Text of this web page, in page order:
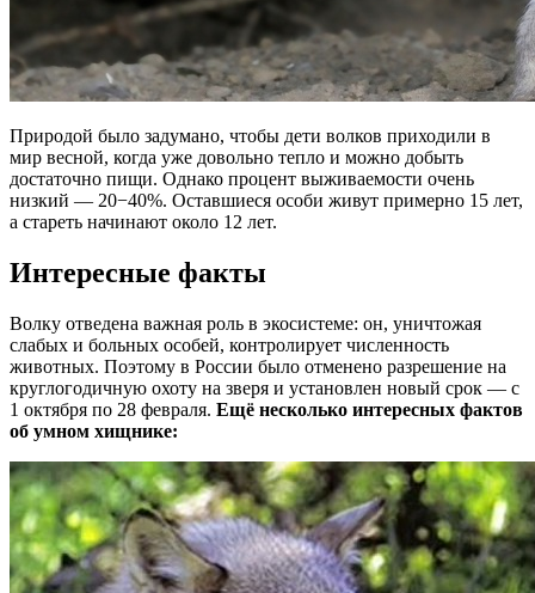
Природой было задумано, чтобы дети волков приходили в
мир весной, когда уже довольно тепло и можно добыть
достаточно пищи. Однако процент выживаемости очень
низкий — 20−40%. Оставшиеся особи живут примерно 15 лет,
а стареть начинают около 12 лет.
Интересные факты
Волку отведена важная роль в экосистеме: он, уничтожая
слабых и больных особей, контролирует численность
животных. Поэтому в России было отменено разрешение на
круглогодичную охоту на зверя и установлен новый срок — с
1 октября по 28 февраля. Ещё несколько интересных фактов
об умном хищнике: